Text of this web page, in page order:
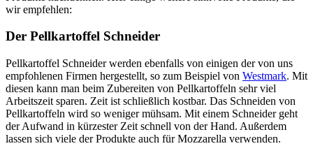
wir empfehlen:
Der Pellkartoffel Schneider
Pellkartoffel Schneider werden ebenfalls von einigen der von uns
empfohlenen Firmen hergestellt, so zum Beispiel von Westmark. Mit
diesen kann man beim Zubereiten von Pellkartoffeln sehr viel
Arbeitszeit sparen. Zeit ist schließlich kostbar. Das Schneiden von
Pellkartoffeln wird so weniger mühsam. Mit einem Schneider geht
der Aufwand in kürzester Zeit schnell von der Hand. Außerdem
lassen sich viele der Produkte auch für Mozzarella verwenden.